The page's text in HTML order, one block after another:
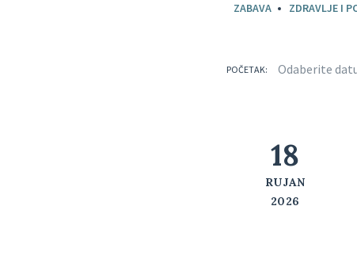
ZABAVA
ZDRAVLJE I
POČETAK:
18
RUJAN
2026